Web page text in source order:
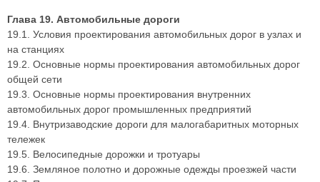
Глава 19. Автомобильные дороги
19.1. Условия проектирования автомобильных дорог в узлах и
на станциях
19.2. Основные нормы проектирования автомобильных дорог
общей сети
19.3. Основные нормы проектирования внутренних
автомобильных дорог промышленных предприятий
19.4. Внутризаводские дороги для малогабаритных моторных
тележек
19.5. Велосипедные дорожки и тротуары
19.6. Земляное полотно и дорожные одежды проезжей части